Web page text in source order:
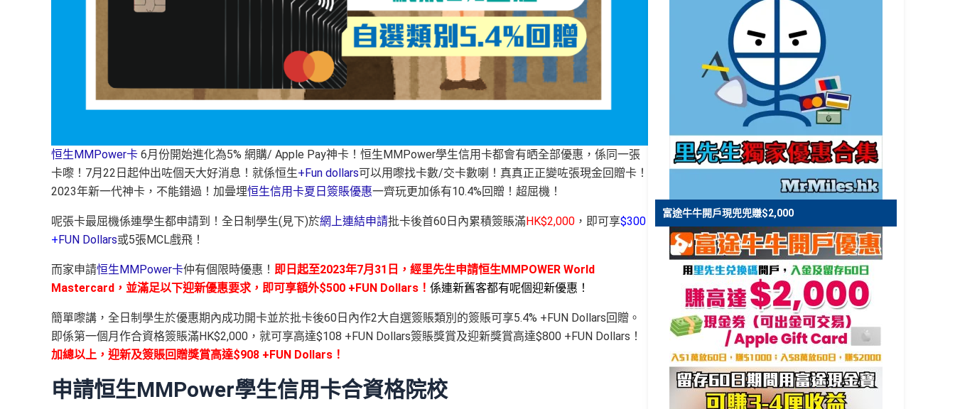
恒生MMPower卡 6月份開始進化為5% 網購/ Apple Pay神卡！恒生MMPower學生信用卡都會有晒全部優惠，係同一張
卡嚟！7月22日起仲出咗個天大好消息！就係恒生+Fun dollars可以用嚟找卡數/交卡數喇！真真正正變咗張現金回贈卡！
2023年新一代神卡，不能錯過！加曡埋恒生信用卡夏日簽賬優惠一齊玩更加係有10.4%回贈！超屈機！
呢張卡最屈機係連學生都申請到！全日制學生(見下)於網上連結申請批卡後首60日內累積簽賬滿HK$2,000 ，即可享$300
+FUN Dollars或5張MCL戲飛！
而家申請恒生MMPower卡仲有個限時優惠！ 即日起至2023年7月31日，經里先生申請恒生MMPOWER World
Mastercard，並滿足以下迎新優惠要求，即可享額外$500 +FUN Dollars！ 係連新舊客都有呢個迎新優惠！
簡單嚟講，全日制學生於優惠期內成功開卡並於批卡後60日內作2大自選簽賬類別的簽賬可享5.4% +FUN Dollars回贈。
即係第一個月作合資格簽賬滿HK$2,000，就可享高達$108 +FUN Dollars簽賬獎賞及迎新獎賞高達$800 +FUN Dollars！
加總以上，迎新及簽賬回贈獎賞高達$908 +FUN Dollars！
申請恒生MMPower學生信用卡合資格院校
富途牛牛開戶現兜兜賺$2,000